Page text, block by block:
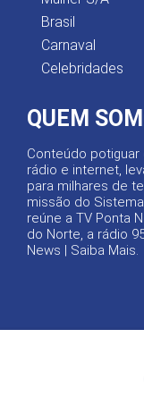
Brasil
Carnaval
Celebridades
QUEM
Conteúdo
rádio e internet,
para milhares de
missão do
reúne a TV Ponta
do Norte, a rádio
News | Saiba Mais.